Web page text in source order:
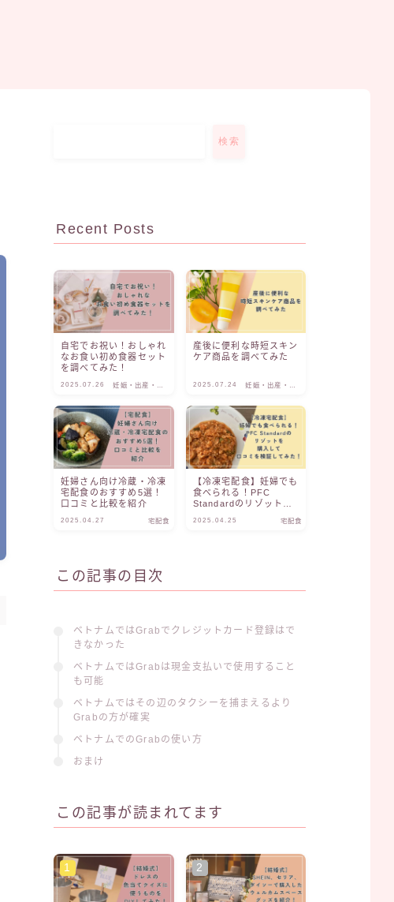
検索
Recent Posts
自宅でお祝い！おしゃれ
なお食い初め食器セット
を調べてみた！
2025.07.26
妊娠・出産・子
産後に便利な時短スキン
ケア商品を調べてみた
2025.07.24
妊娠・出産・子
妊婦さん向け冷蔵・冷凍
宅配食のおすすめ5選！
口コミと比較を紹介
2025.04.27 宅配食
【冷凍宅配食】妊婦でも
食べられる！PFC
Standardのリゾットを
てみた！
2025.04.25 宅配食
この記事の目次
ベトナムではGrabでクレジットカード登録はで
きなかった
ベトナムではGrabは現金支払いで使用すること
も可能
ベトナムではその辺のタクシーを捕まえるより
Grabの方が確実
ベトナムでのGrabの使い方
おまけ
この記事が読まれてます